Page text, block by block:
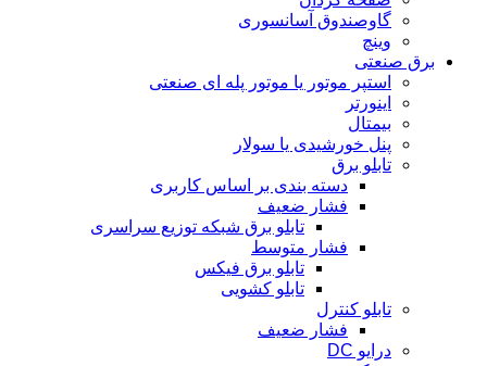
گاوصندوق آسانسوری
وینچ
برق صنعتی
استپر موتور یا موتور پله ای صنعتی
اینورتر
بیمتال
پنل خورشیدی یا سولار
تابلو برق
دسته بندی بر اساس کاربری
فشار ضعیف
تابلو برق شبکه توزیع سراسری
فشار متوسط
تابلو برق فیکس
تابلو کشویی
تابلو کنترل
فشار ضعیف
درایو DC